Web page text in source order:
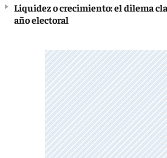
Liquidez o crecimiento: el dilema
año electoral